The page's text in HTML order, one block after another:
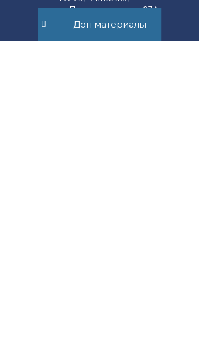
Доп материалы
ул. Профсоюзная, д. 93А,
офис 2Б